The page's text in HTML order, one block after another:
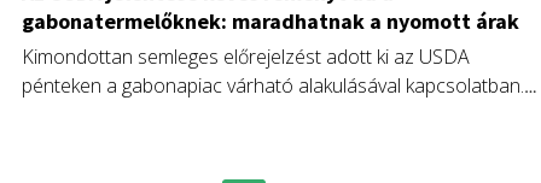
gabonatermelőknek: maradhatnak a nyomott árak
Kimondottan semleges előrejelzést adott ki az USDA
pénteken a gabonapiac várható alakulásával kapcsolatban.